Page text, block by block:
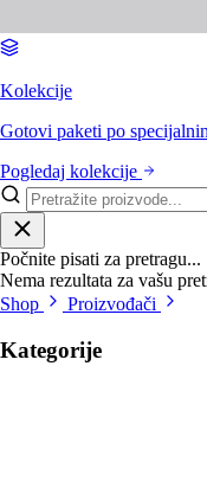
Kolekcije
Gotovi paketi po
Pogledaj kolekcije
Počnite pisati za pretragu...
Nema rezultata za vašu
Shop
Proizvođači
Kategorije